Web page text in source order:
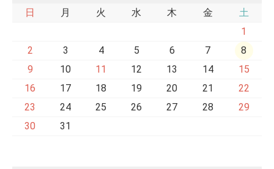
日
月 火 水 木 金
土
1
2
3 4 5 6 7
8
9
10 11 12 13 14
15
16
17 18 19 20 21
22
23
24 25 26 27 28
29
30
31